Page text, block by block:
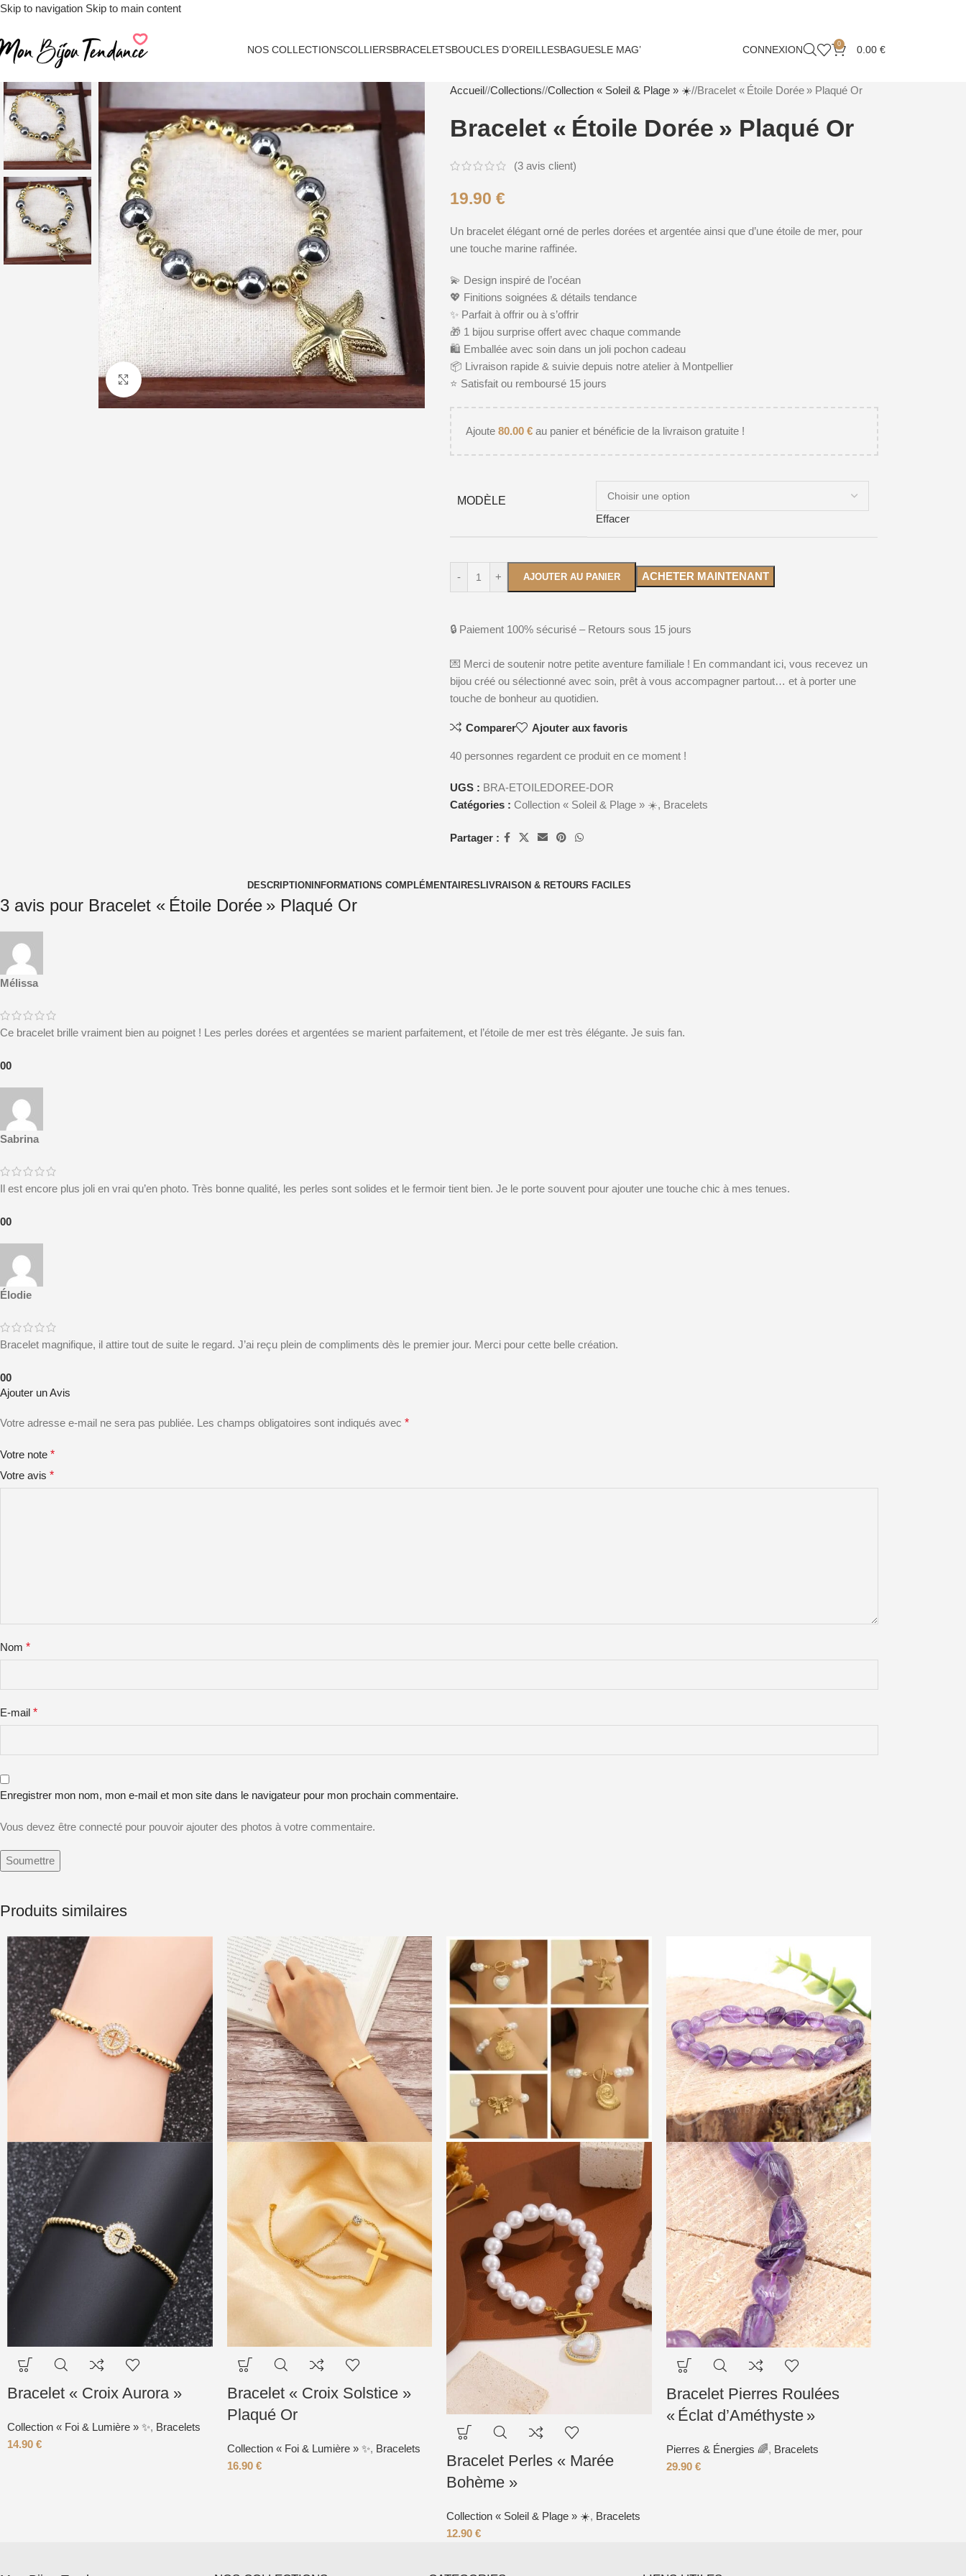
Skip to navigation Skip to main content
NOS COLLECTIONSCOLLIERSBRACELETSBOUCLES D’OREILLESBAGUESLE MAG’ CONNEXION 0 0.00 €
Cliquez pour agrandir
Accueil/ Collections/ Collection « Soleil & Plage » ☀️/ Bracelet « Étoile Dorée » Plaqué Or
Bracelet « Étoile Dorée » Plaqué Or
(3avis client)
19.90 €
Un bracelet élégant orné de perles dorées et argentée ainsi que d’une étoile de mer, pour
une touche marine raffinée.
💫 Design inspiré de l’océan
💖 Finitions soignées & détails tendance
✨ Parfait à offrir ou à s’offrir
🎁 1 bijou surprise offert avec chaque commande
🛍️ Emballée avec soin dans un joli pochon cadeau
📦 Livraison rapide & suivie depuis notre atelier à Montpellier
⭐️ Satisfait ou remboursé 15 jours
Ajoute 80.00 €au panier et bénéficie de la livraison gratuite !
MODÈLE
Effacer
- + AJOUTER AU PANIER ACHETER MAINTENANT
🔒 Paiement 100% sécurisé – Retours sous 15 jours
💌 Merci de soutenir notre petite aventure familiale ! En commandant ici, vous recevez un
bijou créé ou sélectionné avec soin, prêt à vous accompagner partout… et à porter une
touche de bonheur au quotidien.
Comparer Ajouter aux favoris
40 personnes regardent ce produit en ce moment !
UGS : BRA-ETOILEDOREE-DOR
Catégories : Collection « Soleil & Plage » ☀️, Bracelets
Partager :
DESCRIPTION INFORMATIONS COMPLÉMENTAIRES LIVRAISON & RETOURS FACILES
3 avis pour Bracelet « Étoile Dorée » Plaqué Or
Mélissa
Ce bracelet brille vraiment bien au poignet ! Les perles dorées et argentées se marient parfaitement, et l’étoile de mer est très élégante. Je suis fan.
00
Sabrina
Il est encore plus joli en vrai qu’en photo. Très bonne qualité, les perles sont solides et le fermoir tient bien. Je le porte souvent pour ajouter une touche chic à mes tenues.
00
Élodie
Bracelet magnifique, il attire tout de suite le regard. J’ai reçu plein de compliments dès le premier jour. Merci pour cette belle création.
00
Ajouter un Avis
Votre adresse e-mail ne sera pas publiée. Les champs obligatoires sont indiqués avec *
Votre note *
Votre avis *
Nom *
E-mail *
Enregistrer mon nom, mon e-mail et mon site dans le navigateur pour mon prochain commentaire.
Vous devez être connecté pour pouvoir ajouter des photos à votre commentaire.
Produits similaires
Bracelet « Croix Aurora »
Collection « Foi & Lumière » ✨, Bracelets
14.90 €
Bracelet « Croix Solstice »
Plaqué Or
Collection « Foi & Lumière » ✨, Bracelets
16.90 €
Bracelet Perles « Marée
Bohème »
Collection « Soleil & Plage » ☀️, Bracelets
12.90 €
Bracelet Pierres Roulées
« Éclat d’Améthyste »
Pierres & Énergies 🌈, Bracelets
29.90 €